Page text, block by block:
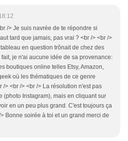
/> Je suis navrée de te répondre si
tard que jamais, pas vrai ? <br /> <br />
en question trônait de chez des
je n'ai aucune idée de sa provenance:
boutiques online telles Etsy, Amazon,
où les thématiques de ce genre
/> <br /> <br /> La résolution n'est pas
(photo Instagram), mais en cliquant sur
en un peu plus grand. C'est toujours ça
Bonne soirée à toi et un grand merci de